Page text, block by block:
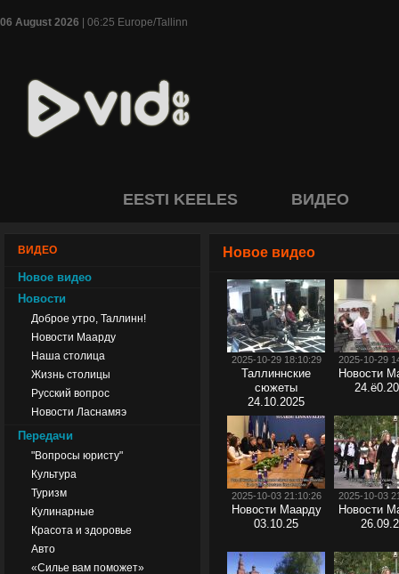
06 August 2026 | 06:25 Europe/Tallinn
EESTI KEELES ВИДЕО
ВИДЕО
Новое видео
Новости
Доброе утро, Таллинн!
Новости Маарду
Наша столица
Жизнь столицы
Русский вопрос
Новости Ласнамяэ
Передачи
"Вопросы юристу"
Культура
Туризм
Кулинарные
Красота и здоровье
Авто
«Силье вам поможет»
Новое видео
2025-10-29 18:10:29
Таллиннские
сюжеты
24.10.2025
2025-10-29
Новости
2025-10-03 21:10:26
Новости Маарду
03.10.25
2025-10-03
Новости